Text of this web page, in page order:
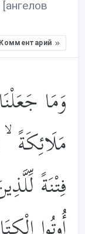
Комментарий
وَمَا
مَلَائِكَةً
فِتْنَةً